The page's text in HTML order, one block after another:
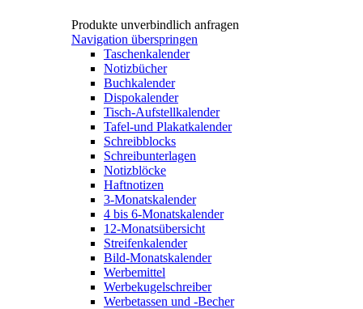
Produkte unverbindlich anfragen
Navigation überspringen
Taschenkalender
Notizbücher
Buchkalender
Dispokalender
Tisch-Aufstellkalender
Tafel-und Plakatkalender
Schreibblocks
Schreibunterlagen
Notizblöcke
Haftnotizen
3-Monatskalender
4 bis 6-Monatskalender
12-Monatsübersicht
Streifenkalender
Bild-Monatskalender
Werbemittel
Werbekugelschreiber
Werbetassen und -Becher